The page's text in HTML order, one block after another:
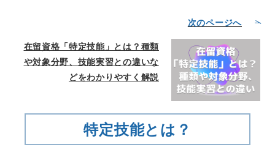
次のページへ
在留資格「特定技能」とは？種類
や対象分野、技能実習との違いな
どをわかりやすく解説
特定技能とは？